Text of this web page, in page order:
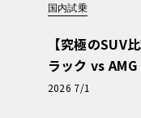
国内試乗
【究極のSUV
ラック vs
極的アプローチ
2026 7/1